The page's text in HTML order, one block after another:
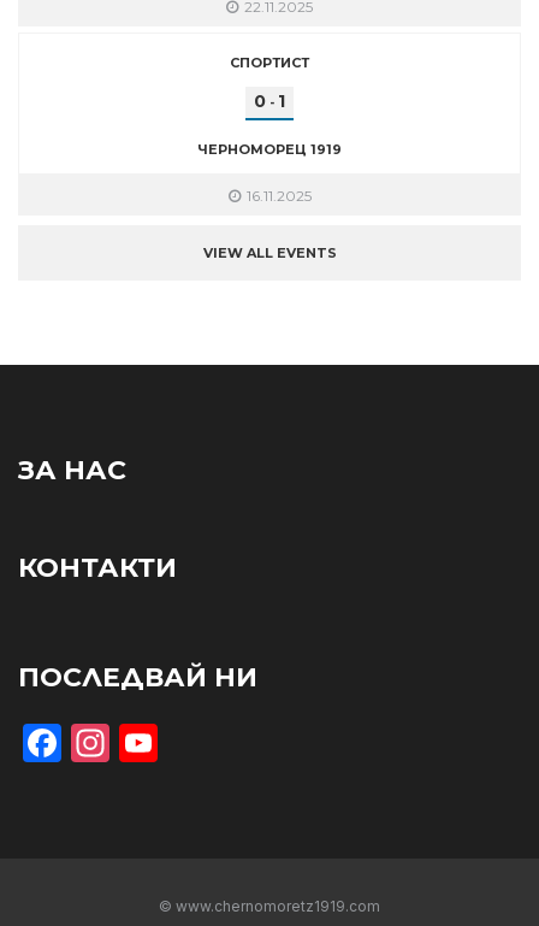
22.11.2025
СПОРТИСТ
0 - 1
ЧЕРНОМОРЕЦ 1919
16.11.2025
VIEW ALL EVENTS
ЗА НАС
КОНТАКТИ
ПОСЛЕДВАЙ НИ
Facebook
Instagram
© www.chernomoretz1919.com